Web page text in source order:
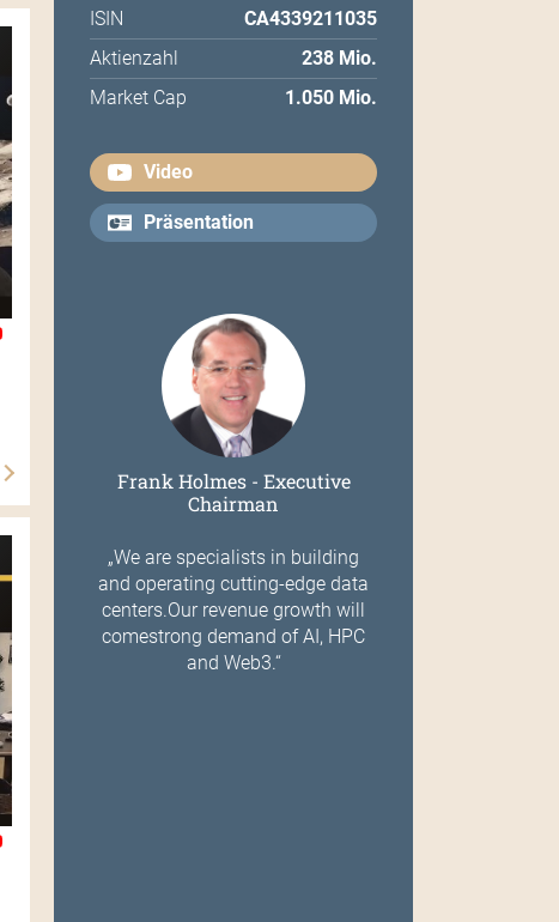
ISIN
CA4339211035
Aktienzahl
238 Mio.
Market Cap
1.050 Mio.
Video
Präsentation
Frank Holmes - Executive
Chairman
„We are specialists in building
and operating cutting-edge data
centers.Our revenue growth will
comestrong demand of AI, HPC
and Web3.“